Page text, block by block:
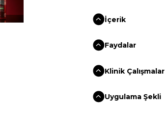
İçerik
Faydalar
Klinik Çalışmalar
Uygulama Şekli